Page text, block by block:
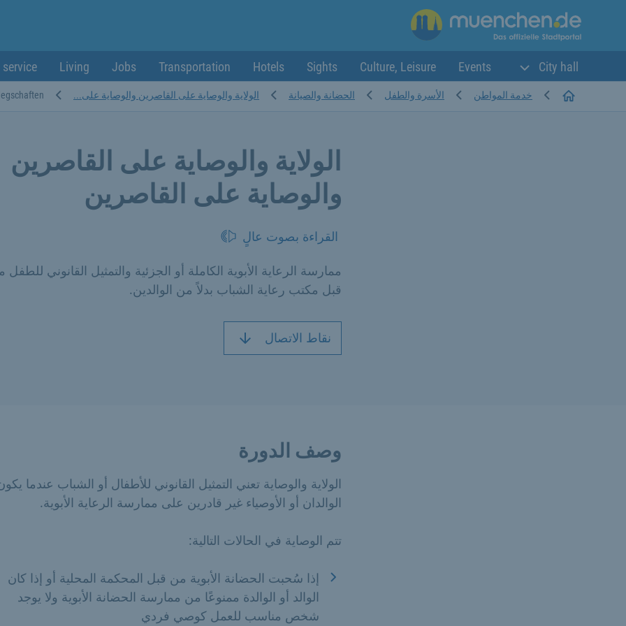
City hall
Events
Culture, Leisure
Sights
Hotels
Transportation
Jobs
Living
Startseiteخدمة المواطن الأسرة والطفل الحضانة والصيانة الولاية والوصاية على القاصرين والوصاية على...
الولاية والوصاية على القاصرين
والوصاية على القاصرين
القراءة بصوت عالٍ
ممارسة الرعاية الأبوية الكاملة أو الجزئية والتمثيل القانوني
قبل مكتب رعاية الشباب بدلاً من الوالدين.
نقاط الاتصال
وصف الدورة
الولاية والوصاية تعني التمثيل القانوني للأطفال أو الشباب عندما
الوالدان أو الأوصياء غير قادرين على ممارسة الرعاية الأبوية.
تتم الوصاية في الحالات التالية:
إذا سُحبت الحضانة الأبوية من قبل المحكمة المحلية أو إذا كان
الوالد أو الوالدة ممنوعًا من ممارسة الحضانة الأبوية ولا يوجد
شخص مناسب للعمل كوصي فردي